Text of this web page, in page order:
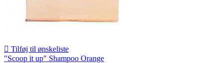
 Tilføj til ønskeliste
"Scoop it up" Shampoo Orange